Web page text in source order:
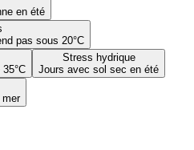
en été
pas sous 20°C
Stress hydrique
Jours avec sol sec en été
mer